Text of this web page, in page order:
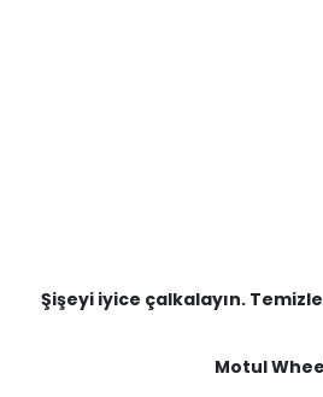
Şişeyi iyice çalkalayın.
Motul